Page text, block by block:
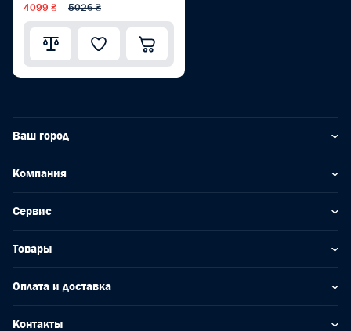
4099 ₴ 5026 ₴
Ваш город
Компания
Сервис
Товары
Оплата и доставка
Контакты